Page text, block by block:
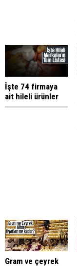
İşte 74 firmaya
ait hileli ürünler
Gram ve çeyrek